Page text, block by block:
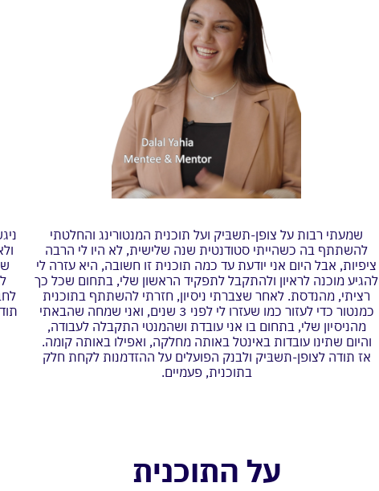
שמעתי רבות על צופן-תשבּיק ועל תוכנית המנטורינג והחלטתי
להשתתף בה כשהייתי סטודנטית שנה שלישית, לא היו לי הרבה
ציפיות, אבל היום אני יודעת עד כמה תוכנית זו חשובה, היא עזרה לי
להגיע מוכנה לראיון ולהתקבל לתפקיד הראשון שלי, בתחום שכל כך
רציתי, מהנדסת. לאחר שצברתי ניסיון, חזרתי להשתתף בתוכנית
כמנטור כדי לעזור כמו שעזרו לי לפני 3 שנים, ואני שמחה שהבאתי
מהניסיון שלי, בתחום בו אני עובדת ושהמנטי התקבלה לעבודה,
והיום שתינו עובדות באינטל באותה מחלקה, ואפילו באותה קומה.
אז תודה לצופן-תשבּיק ולבנק הפועלים על ההזדמנות לקחת חלק
בתוכנית, פעמיים.
על התוכנית